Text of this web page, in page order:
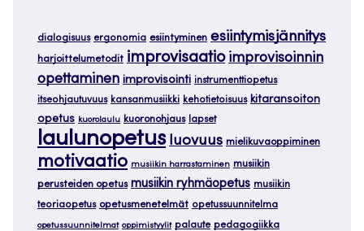
dialogisuus ergonomia esiintyminen esiintymisjännitys
harjoittelumetodit improvisaatio improvisoinnin
opettaminen improvisointi instrumenttiopetus
itseohjautuvuus kansanmusiikki kehotietoisuus kitaransoiton
opetus kuorolaulu kuoronohjaus lapset
laulunopetus luovuus mielikuvaoppiminen
motivaatio musiikin harrastaminen musiikin
perusteiden opetus musiikin ryhmäopetus musiikin
teoriaopetus opetusmenetelmät opetussuunnitelma
opetussuunnitelmat oppimistyylit palaute pedagogiikka